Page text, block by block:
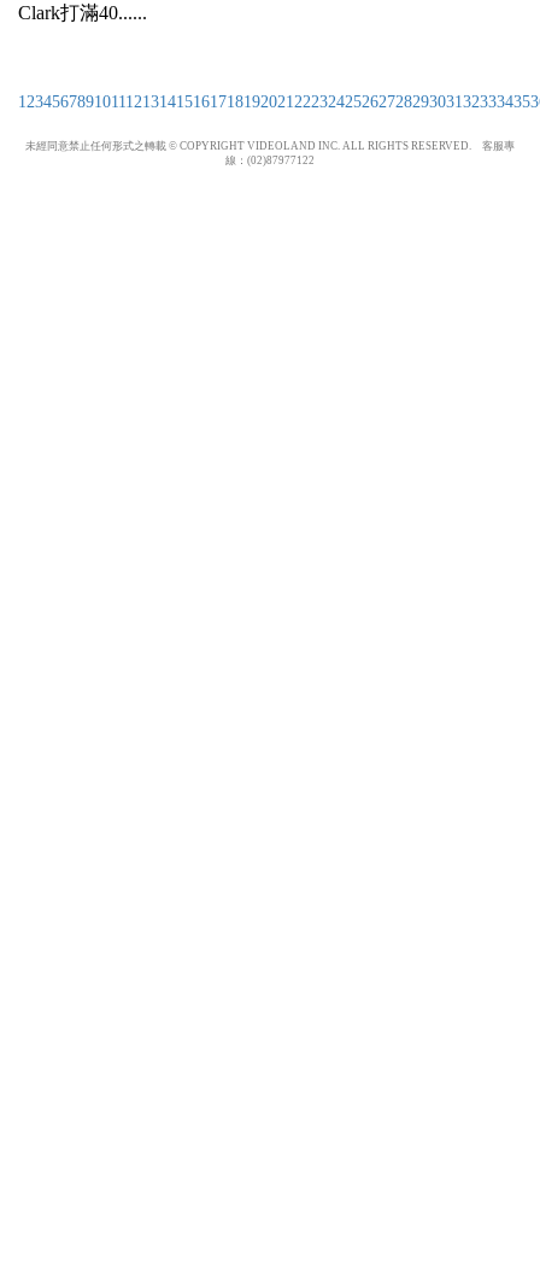
Clark打滿40......
1 234567891011 12131415161718192021 22232425262728293031 32333435
未經同意禁止任何形式之轉載 © COPYRIGHT VIDEOLAND INC. ALL RIGHTS RESERVED. 客服專
線：(02)87977122